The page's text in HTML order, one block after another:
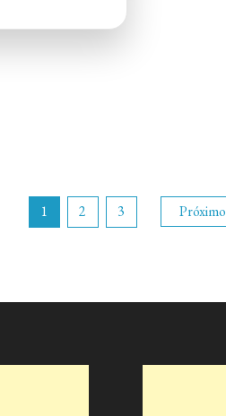
1 2 3 Próximo